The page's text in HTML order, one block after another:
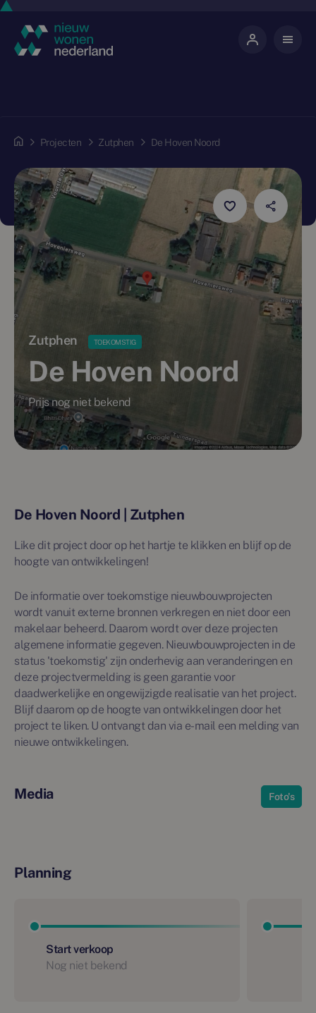
Projecten Zutphen De Hoven Noord
Zutphen TOEKOMSTIG
De Hoven Noord
Prijs nog niet bekend
De Hoven Noord | Zutphen
Like dit project door op het hartje te klikken en blijf op de
hoogte van ontwikkelingen!
De informatie over toekomstige nieuwbouwprojecten
wordt vanuit externe bronnen verkregen en niet door een
makelaar beheerd. Daarom wordt over deze projecten
algemene informatie gegeven. Nieuwbouwprojecten in de
status 'toekomstig' zijn onderhevig aan veranderingen en
deze projectvermelding is geen garantie voor
daadwerkelijke en ongewijzigde realisatie van het project.
Blijf daarom op de hoogte van ontwikkelingen door het
project te liken. U ontvangt dan via e-mail een melding van
nieuwe ontwikkelingen.
Media Foto's
Planning
Start verkoop
Nog niet bekend